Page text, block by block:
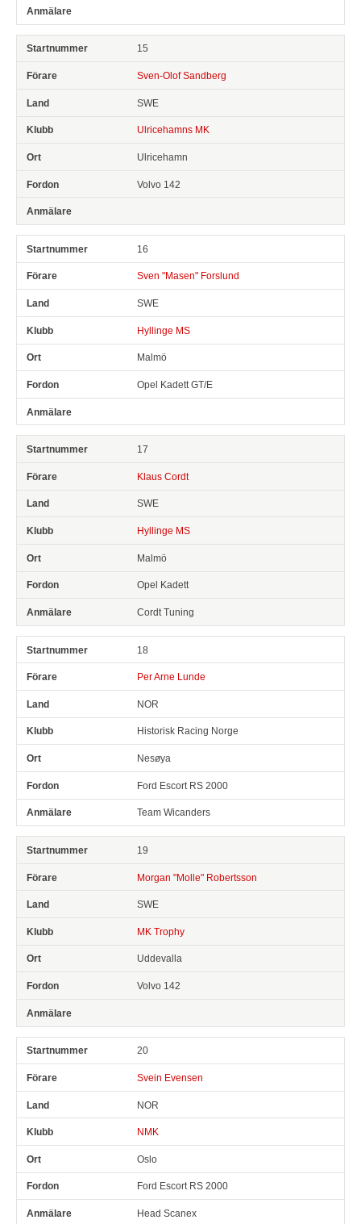
15
Sven-Olof Sandberg
SWE
Ulricehamns MK
Ulricehamn
Volvo 142
16
Sven "Masen" Forslund
SWE
Hyllinge MS
Malmö
Opel Kadett GT/E
17
Klaus Cordt
SWE
Hyllinge MS
Malmö
Opel Kadett
Cordt Tuning
18
Per Arne Lunde
NOR
Historisk Racing Norge
Nesøya
Ford Escort RS 2000
Team Wicanders
19
Morgan "Molle" Robertsson
SWE
MK Trophy
Uddevalla
Volvo 142
20
Svein Evensen
NOR
NMK
Oslo
Ford Escort RS 2000
Head Scanex